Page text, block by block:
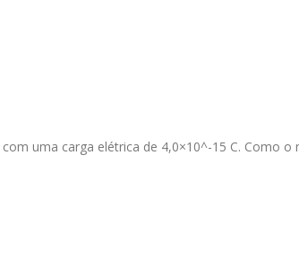
uma carga elétrica de 4,0×10^-15 C. Como o